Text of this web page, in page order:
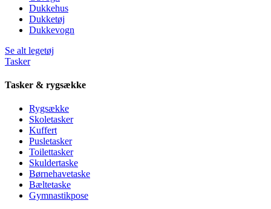
Dukkehus
Dukketøj
Dukkevogn
Se alt legetøj
Tasker
Tasker & rygsække
Rygsække
Skoletasker
Kuffert
Pusletasker
Toilettasker
Skuldertaske
Børnehavetaske
Bæltetaske
Gymnastikpose